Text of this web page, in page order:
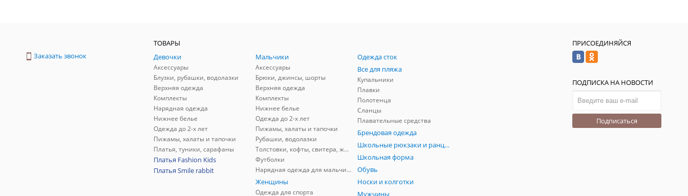
Заказать звонок
ТОВАРЫ
Девочки
Аксессуары
Блузки, рубашки, водолазки
Верхняя одежда
Комплекты
Нарядная одежда
Нижнее белье
Одежда до 2-х лет
Пижамы, халаты и тапочки
Платья, туники, сарафаны
Платья Fashion Kids
Платья Smile rabbit
Мальчики
Аксессуары
Брюки, джинсы, шорты
Верхняя одежда
Комплекты
Нижнее белье
Одежда до 2-х лет
Пижамы, халаты и тапочки
Рубашки, водолазки
Толстовки, кофты, свитера, жилеты
Футболки
Нарядная одежда для мальчиков
Одежда сток
Все для пляжа
Купальники
Плавки
Полотенца
Сланцы
Плавательные средства
Брендовая одежда
Школьные рюкзаки и ранцы, мешки для обуви
Школьная форма
Обувь
Женщины
Одежда для спорта
Носки и колготки
Мужчины
ПРИСОЕДИНЯЙСЯ
ПОДПИСКА НА НОВОСТИ
Подписаться